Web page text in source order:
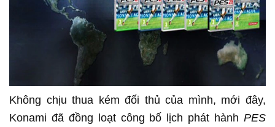
Không chịu thua kém đối thủ của mình, mới đây,
Konami đã đồng loạt công bố lịch phát hành PES